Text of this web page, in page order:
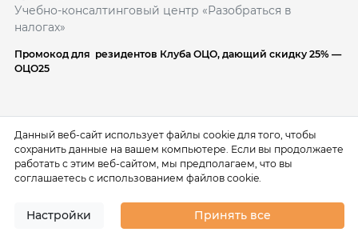
Учебно-консалтинговый центр «Разобраться в
налогах»
Промокод для резидентов Клуба ОЦО, дающий скидку 25% —
ОЦО25
ДРУГИЕ КУРСЫ ЭТИХ ЛЕКТОРОВ
Онлайн
Данный веб-сайт использует файлы cookie для того, чтобы
сохранить данные на вашем компьютере. Если вы продолжаете
работать с этим веб-сайтом, мы предполагаем, что вы
соглашаетесь с использованием файлов cookie.
Настройки Принять все